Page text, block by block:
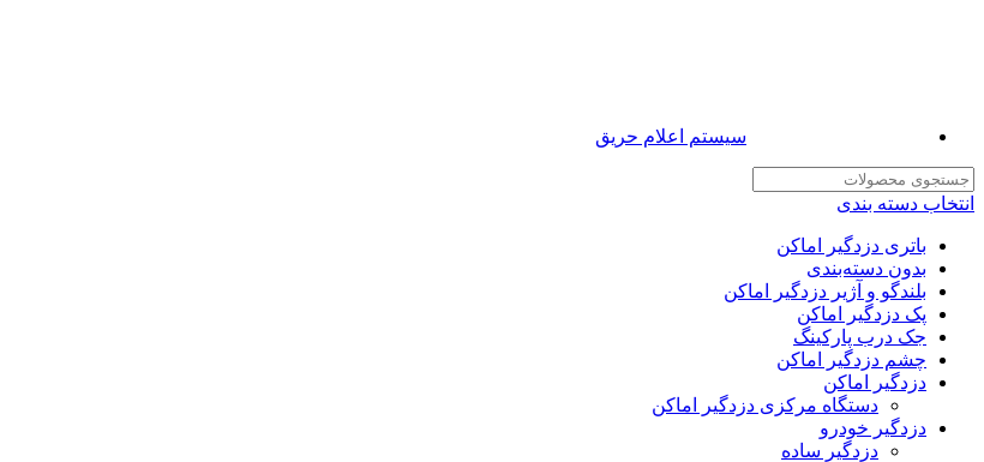
سیستم اعلام حریق
انتخاب دسته بندی
باتری دزدگیر اماکن
بدون دسته‌بندی
بلندگو و آژیر دزدگیر اماکن
پک دزدگیر اماکن
جک درب پارکینگ
چشم دزدگیر اماکن
دزدگیر اماکن
دستگاه مرکزی دزدگیر اماکن
دزدگیر خودرو
دزدگیر ساده